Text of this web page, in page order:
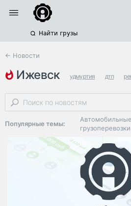
Найти грузы
← Новости
ижевск удмуртия дтп
Популярные темы:
Автомобильные
грузоперевозки
Региональная
логистика
ЭДО, ИТ в
логистике
Дороги,
инфраструктура